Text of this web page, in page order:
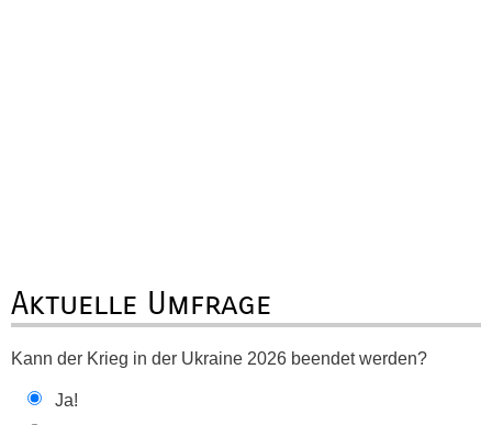
Aktuelle Umfrage
Kann der Krieg in der Ukraine 2026 beendet werden?
Ja!